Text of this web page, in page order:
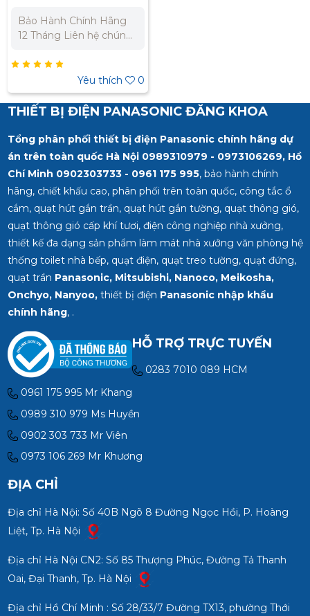
Bảo Hành Chính Hãng
12 Tháng Liên hệ chúng
nhất cho dự án. Miền
Bắc : 0989 310 979 –
0973 106 269 Miền Nam:
0902 303 733 – 0945
Yêu thích 0
THIẾT BỊ ĐIỆN PANASONIC ĐĂNG KHOA
Tổng phân phối thiết bị điện Panasonic chính hãng dự
án trên toàn quốc Hà Nội 0989310979 - 0973106269, Hồ
Chí Minh 0902303733 - 0961 175 995, bảo hành chính
hãng, chiết khấu cao, phân phối trên toàn quốc, công tắc ổ
cắm, quạt hút gắn trần, quạt hút gắn tường, quạt thông gió,
quạt thông gió cấp khí tươi, điện công nghiệp nhà xưởng,
thiết kế đa dạng sản phẩm làm mát nhà xưởng văn phòng hệ
thống toilet nhà bếp, quạt điện, quạt treo tường, quạt đứng,
quạt trần Panasonic, Mitsubishi, Nanoco, Meikosha,
Onchyo, Nanyoo,thiết bị điện Panasonic nhập khẩu
chính hãng, .
HỖ TRỢ TRỰC TUYẾN
0283 7010 089 HCM
0961 175 995 Mr Khang
0989 310 979 Ms Huyền
0902 303 733 Mr Viên
0973 106 269 Mr Khương
ĐỊA CHỈ
Địa chỉ Hà Nội: Số 40B Ngõ 8 Đường Ngọc Hồi, P. Hoàng
Liệt, Tp. Hà Nội
Địa chỉ Hà Nội CN2: Số 85 Thượng Phúc, Đường Tả Thanh
Oai, Đại Thanh, Tp. Hà Nội
Địa chỉ Hồ Chí Minh : Số 28/33/7 Đường TX13, phường Thới